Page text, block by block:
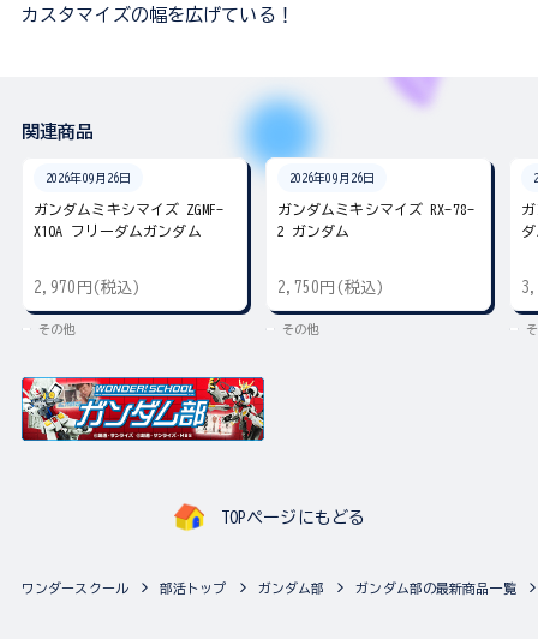
カスタマイズの幅を広げている！
関連商品
2026年09月26日
ガンダムミキシマイズ ZGMF-
X10A フリーダムガンダム
2,970円(税込)
その他
2026年09月26日
ガンダムミキシマイズ RX-78-
2 ガンダム
2,750円(税込)
その他
TOPページにもどる
ワンダースクール 部活トップ ガンダム部 ガンダム部の最新商品一覧